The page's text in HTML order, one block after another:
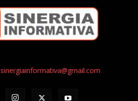
sinergiainformativa@gmail.com